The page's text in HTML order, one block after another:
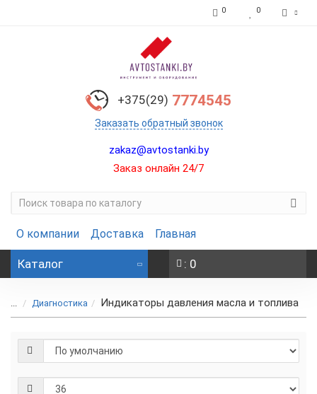
0 0
+375(29) 7774545
Заказать обратный звонок
zakaz@avtostanki.by
Заказ онлайн 24/7
О компании Доставка Главная
Каталог : 0
... Диагностика Индикаторы давления масла и топлива